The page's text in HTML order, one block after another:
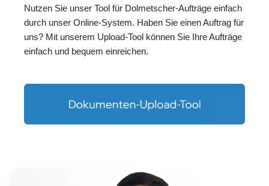
Nutzen Sie unser Tool für Dolmetscher-Aufträge einfach
durch unser Online-System. Haben Sie einen Auftrag für
uns? Mit unserem Upload-Tool können Sie Ihre Aufträge
einfach und bequem einreichen.